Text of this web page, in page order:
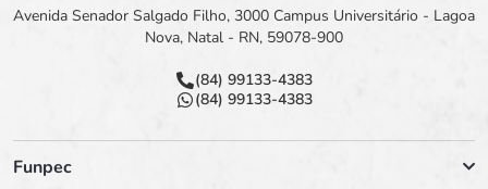
Avenida Senador Salgado Filho, 3000 Campus Universitário - Lagoa
Nova, Natal - RN, 59078-900
(84) 99133-4383
(84) 99133-4383
Funpec